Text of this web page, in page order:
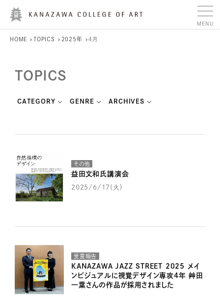
HOME TOPICS 2025年 4月
TOPICS
CATEGORY GENRE ARCHIVES
その他
益田文和氏講演会
2025/6/17(火)
受賞報告
KANAZAWA JAZZ STREET 2025 メイ
ンビジュアルに視覚デザイン専攻4年 艸田
一葉さんの作品が採用されました